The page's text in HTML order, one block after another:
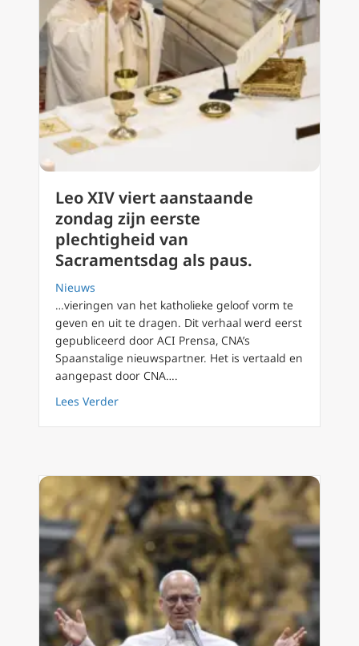
Leo XIV viert aanstaande
zondag zijn eerste
plechtigheid van
Sacramentsdag als paus.
Nieuws
…vieringen van het katholieke geloof vorm te
geven en uit te dragen. Dit verhaal werd eerst
gepubliceerd door ACI Prensa, CNA’s
Spaanstalige nieuwspartner. Het is vertaald en
aangepast door CNA….
Lees Verderabout Leo XIV viert aanstaande zondag